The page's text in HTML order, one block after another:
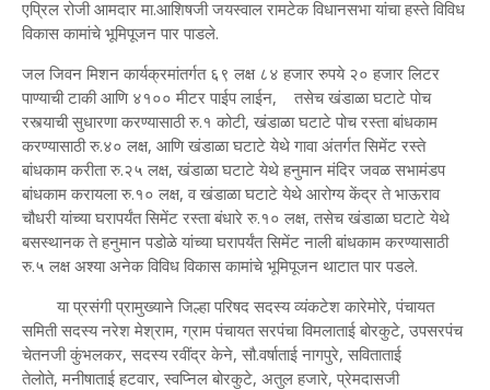
एप्रिल रोजी आमदार मा.आशिषजी जयस्वाल‌ रामटेक विधानसभा यांचा हस्ते विविध
विकास कामांचे भूमिपूजन पार पाडले.
जल जिवन मिशन कार्यक्रमांतर्गत ६९ लक्ष ८४ हजार रुपये २० हजार लिटर
पाण्याची टाकी आणि ४१०० मीटर पाईप लाईन, तसेच खंडाळा घटाटे पोच
रस्त्याची सुधारणा करण्यासाठी रु.१ कोटी, खंडाळा घटाटे पोच रस्ता बांधकाम
करण्यासाठी रु.४० लक्ष, आणि खंडाळा घटाटे येथे गावा अंतर्गत सिमेंट रस्ते
बांधकाम करीता रु.२५ लक्ष, खंडाळा घटाटे येथे हनुमान मंदिर जवळ सभामंडप
बांधकाम करायला रु.१० लक्ष, व‌ खंडाळा घटाटे येथे आरोग्य केंद्र ते भाऊराव
चौधरी यांच्या घरापर्यंत सिमेंट रस्ता बंधारे रु.१० लक्ष, तसेच खंडाळा घटाटे येथे
बसस्थानक ते हनुमान पडोळे यांच्या घरापर्यंत सिमेंट नाली बांधकाम करण्यासाठी
रु.५ लक्ष अश्या अनेक विविध विकास कामांचे भूमिपूजन थाटात पार पडले.
या प्रसंगी प्रामुख्याने जिल्हा परिषद सदस्य व्यंकटेश कारेमोरे, पंचायत
समिती सदस्य नरेश मेश्राम, ग्राम पंचायत सरपंचा विमलाताई बोरकुटे, उपसरपंच
चेतनजी कुंभलकर, सदस्य रवींद्र केने, सौ.वर्षाताई नागपुरे, सविताताई
तेलोते, मनीषाताई हटवार, स्वप्निल बोरकुटे, अतुल हजारे, प्रेमदासजी